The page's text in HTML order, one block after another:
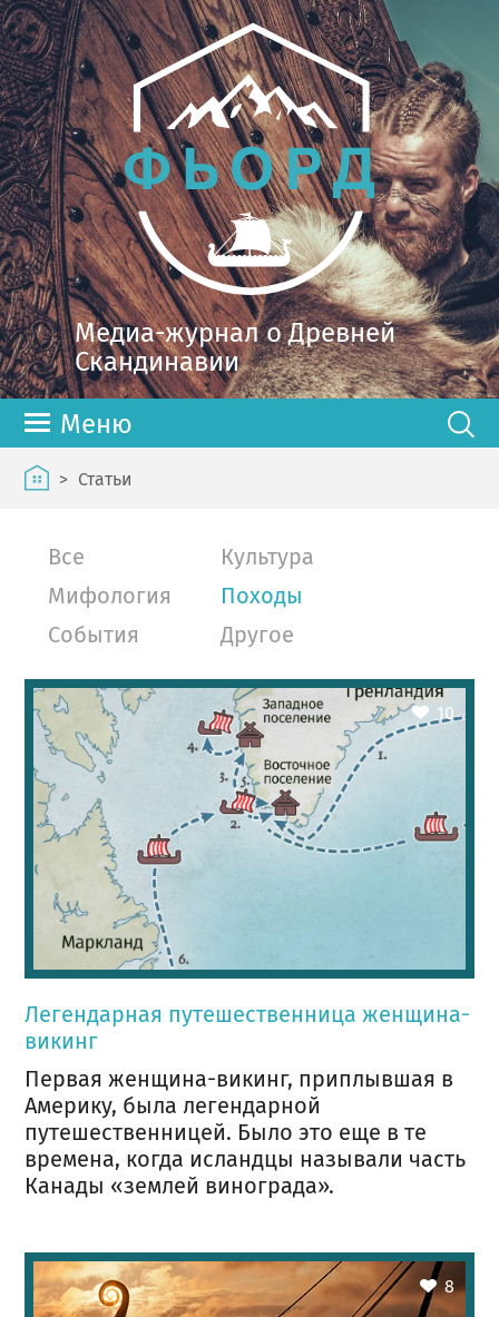
Медиа-журнал о Древней
Скандинавии
Меню
> Статьи
Все
Культура
Мифология
Походы
События
Другое
10
Легендарная путешественница женщина-
викинг
Первая женщина-викинг, приплывшая в
Америку, была легендарной
путешественницей. Было это еще в те
времена, когда исландцы называли часть
Канады «землей винограда».
8